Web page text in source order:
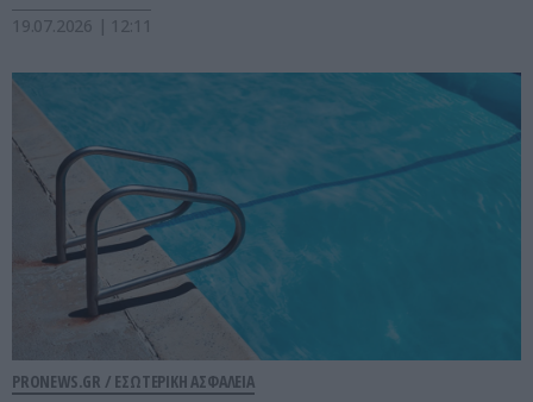
19.07.2026 | 12:11
PRONEWS.GR / ΕΣΩΤΕΡΙΚΗ ΑΣΦΑΛΕΙΑ